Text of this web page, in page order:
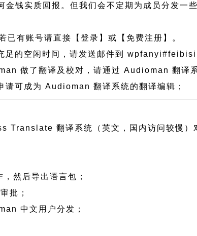
钱实质回报。但我们会不定期为成员分发一
已有账号请直接【登录】或【免费注册】。
足的空闲时间，请发送邮件到
做了翻译及校对，请通过 Audioman 翻译
请可成为 Audioman 翻译系统的翻译编辑；
Translate 翻译系统（英文，国内访问较
然后导出语言包；
批；
中文用户分发；